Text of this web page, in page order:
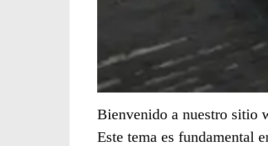
Bienvenido a nuestro sitio
Este tema es fundamental